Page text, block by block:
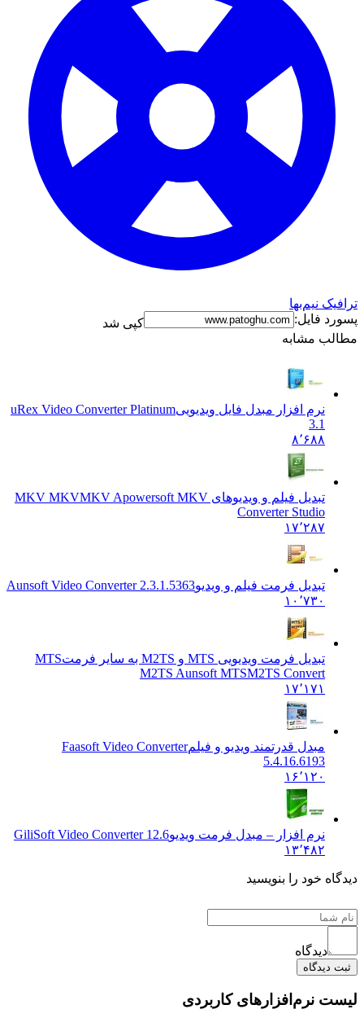
نیم‌بها
فایل:
کپی شد
مشابه
نرم افزار مبدل فایل ویدیوییuRex Video Converter Platinum
تبدیل فیلم و ویدیوهای MKV MKVMKV Apowersoft MKV
Converter Studio
۱۷٬۲۸۷
تبدیل فرمت فیلم و ویدیوAunsoft Video Converter 2.3.1.5363
۱۰٬۷۳۰
تبدیل فرمت ویدیویی MTS و M2TS به سایر فرمت
MTS
M2TS Aunsoft MTSM2TS Convert
۱۷٬۱۷۱
مبدل قدرتمند ویدیو و فیلم Faasoft Video Converter
5.4.16.6193
۱۶٬۱۲۰
نرم افزار – مبدل فرمت ویدیوGiliSoft Video Converter 12.6
۱۳٬۴۸۲
خود را بنویسید
دیدگاه
نرم‌افزارهای کاربردی